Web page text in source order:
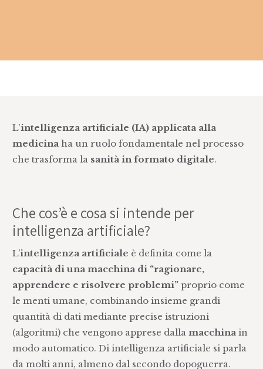
L'intelligenza artificiale (IA) applicata alla
medicina ha un ruolo fondamentale nel processo
che trasforma la sanità in formato digitale.
Che cos’è e cosa si intende per
intelligenza artificiale?
L’intelligenza artificiale è definita come la
capacità di una macchina di “ragionare,
apprendere e risolvere problemi” proprio come
le menti umane, combinando insieme grandi
quantità di dati mediante precise istruzioni
(algoritmi) che vengono apprese dallamacchina in
modo automatico. Di intelligenza artificiale si parla
da molti anni, almeno dal secondo dopoguerra.